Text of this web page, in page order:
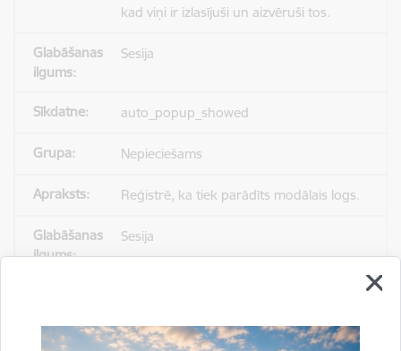
kad viņi ir izlasījuši un aizvēruši tos.
Sesija
auto_popup_showed
Nepieciešams
Reģistrē, ka tiek parādīts modālais logs.
Sesija
Statistikas sīkdatnes (nepieciešamas, lai